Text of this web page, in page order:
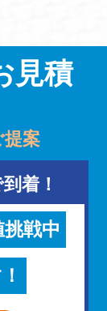
見積
案
着！
戦中